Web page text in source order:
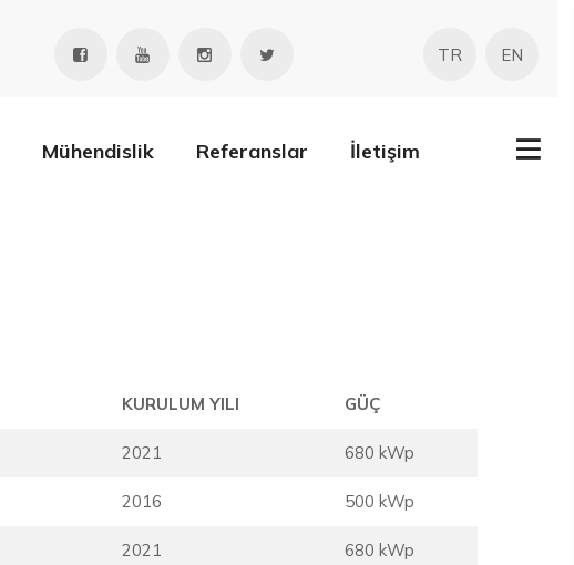
TR EN
Mühendislik Referanslar İletişim
KURULUM YILI GÜÇ
2021 680 kWp
2016 500 kWp
2021 680 kWp